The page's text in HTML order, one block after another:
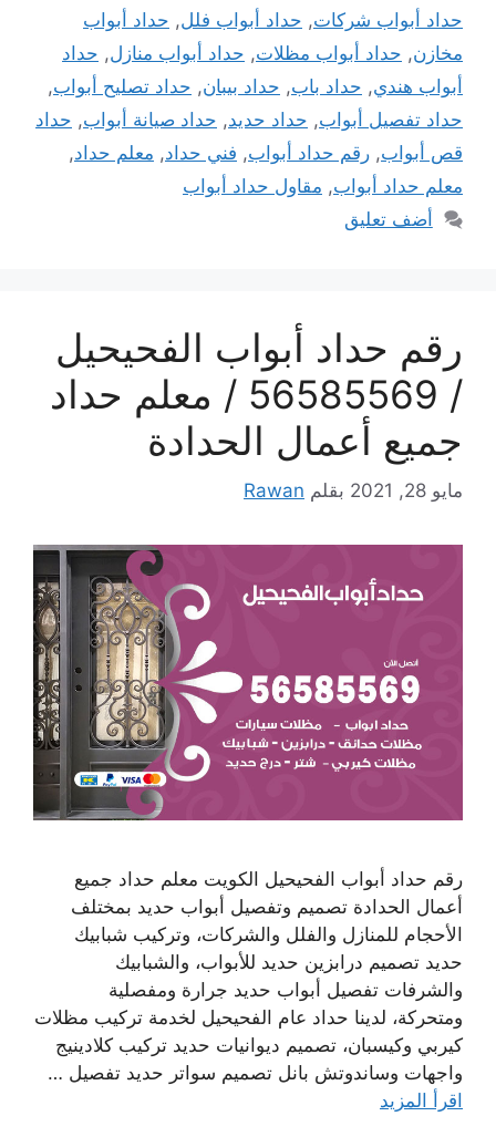
حداد أبواب شركات, حداد أبواب فلل, حداد أبواب
مخازن, حداد أبواب مظلات, حداد أبواب منازل, حداد
أبواب هندي, حداد باب, حداد بيبان, حداد تصليح أبواب,
حداد تفصيل أبواب, حداد حديد, حداد صيانة أبواب, حداد
قص أبواب, رقم حداد أبواب, فني حداد, معلم حداد,
معلم حداد أبواب, مقاول حداد أبواب
أضف تعليق
رقم حداد أبواب الفحيحيل
/ 56585569 / معلم حداد
جميع أعمال الحدادة
مايو 28, 2021 بقلم Rawan
رقم حداد أبواب الفحيحيل الكويت معلم حداد جميع
أعمال الحدادة تصميم وتفصيل أبواب حديد بمختلف
الأحجام للمنازل والفلل والشركات، وتركيب شبابيك
حديد تصميم درابزين حديد للأبواب، والشبابيك
والشرفات تفصيل أبواب حديد جرارة ومفصلية
ومتحركة، لدينا حداد عام الفحيحيل لخدمة تركيب مظلات
كيربي وكيسبان، تصميم ديوانيات حديد تركيب كلادينيج
واجهات وساندوتش بانل تصميم سواتر حديد تفصيل …
اقرأ المزيد